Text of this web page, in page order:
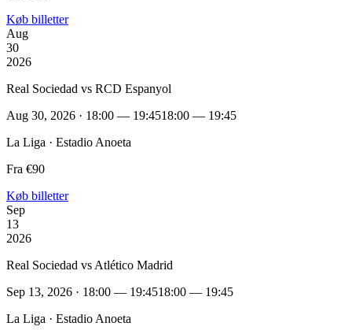
Køb billetter
Aug
30
2026
Real Sociedad vs RCD Espanyol
Aug 30, 2026 · 18:00 — 19:4518:00 — 19:45
La Liga · Estadio Anoeta
Fra €90
Køb billetter
Sep
13
2026
Real Sociedad vs Atlético Madrid
Sep 13, 2026 · 18:00 — 19:4518:00 — 19:45
La Liga · Estadio Anoeta